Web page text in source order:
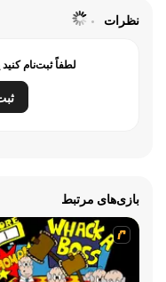
نظرات
لطفاً ثبت‌نام کنید
بازی‌های مرتبط